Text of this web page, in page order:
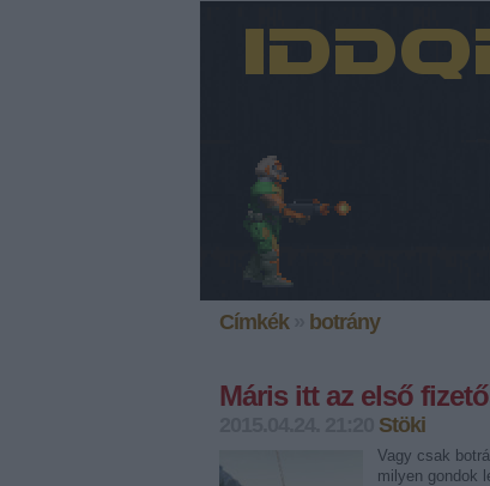
Címkék» botrány
Máris itt az első
Stöki
Vagy csak
milyen gondok